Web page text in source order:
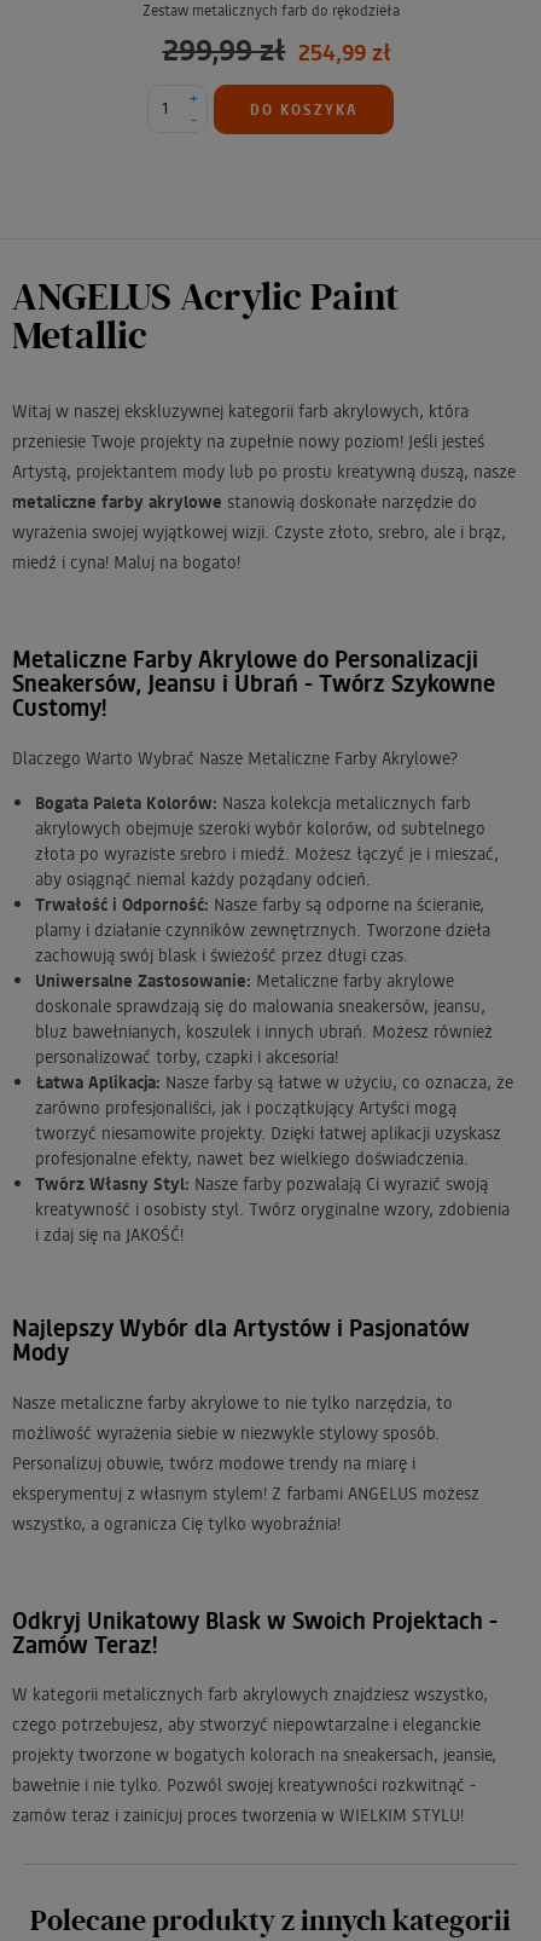
Zestaw metalicznych farb do rękodzieła
299,99 zł 254,99 zł
-
+
DO KOSZYKA
ANGELUS Acrylic Paint
Metallic
Witaj w naszej ekskluzywnej kategorii farb akrylowych, która
przeniesie Twoje projekty na zupełnie nowy poziom! Jeśli jesteś
Artystą, projektantem mody lub po prostu kreatywną duszą, nasze
metaliczne farby akrylowe stanowią doskonałe narzędzie do
wyrażenia swojej wyjątkowej wizji. Czyste złoto, srebro, ale i brąz,
miedź i cyna! Maluj na bogato!
Metaliczne Farby Akrylowe do Personalizacji
Sneakersów, Jeansu i Ubrań - Twórz Szykowne
Customy!
Dlaczego Warto Wybrać Nasze Metaliczne Farby Akrylowe?
Bogata Paleta Kolorów: Nasza kolekcja metalicznych farb
akrylowych obejmuje szeroki wybór kolorów, od subtelnego
złota po wyraziste srebro i miedź. Możesz łączyć je i mieszać,
aby osiągnąć niemal każdy pożądany odcień.
Trwałość i Odporność: Nasze farby są odporne na ścieranie,
plamy i działanie czynników zewnętrznych. Tworzone dzieła
zachowują swój blask i świeżość przez długi czas.
Uniwersalne Zastosowanie: Metaliczne farby akrylowe
doskonale sprawdzają się do malowania sneakersów, jeansu,
bluz bawełnianych, koszulek i innych ubrań. Możesz również
personalizować torby, czapki i akcesoria!
Łatwa Aplikacja: Nasze farby są łatwe w użyciu, co oznacza, że
zarówno profesjonaliści, jak i początkujący Artyści mogą
tworzyć niesamowite projekty. Dzięki łatwej aplikacji uzyskasz
profesjonalne efekty, nawet bez wielkiego doświadczenia.
Twórz Własny Styl: Nasze farby pozwalają Ci wyrazić swoją
kreatywność i osobisty styl. Twórz oryginalne wzory, zdobienia
i zdaj się na JAKOŚĆ!
Najlepszy Wybór dla Artystów i Pasjonatów
Mody
Nasze metaliczne farby akrylowe to nie tylko narzędzia, to
możliwość wyrażenia siebie w niezwykle stylowy sposób.
Personalizuj obuwie, twórz modowe trendy na miarę i
eksperymentuj z własnym stylem! Z farbami ANGELUS możesz
wszystko, a ogranicza Cię tylko wyobraźnia!
Odkryj Unikatowy Blask w Swoich Projektach -
Zamów Teraz!
W kategorii metalicznych farb akrylowych znajdziesz wszystko,
czego potrzebujesz, aby stworzyć niepowtarzalne i eleganckie
projekty tworzone w bogatych kolorach na sneakersach, jeansie,
bawełnie i nie tylko. Pozwól swojej kreatywności rozkwitnąć -
zamów teraz i zainicjuj proces tworzenia w WIELKIM STYLU!
Polecane produkty z innych kategorii